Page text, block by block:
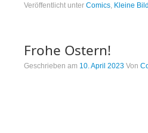
Veröffentlicht unter Comics Kleine
Frohe Ostern!
Geschrieben am 10. April 2023 Von